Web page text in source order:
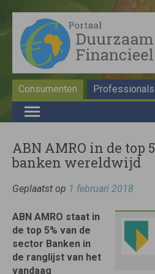
Consumenten Professionals
ABN AMRO in de top
banken wereldwijd
Geplaatst op 1 februari 2018
ABN AMRO staat in
de top 5% van de
sector Banken in
de ranglijst van het
vandaag